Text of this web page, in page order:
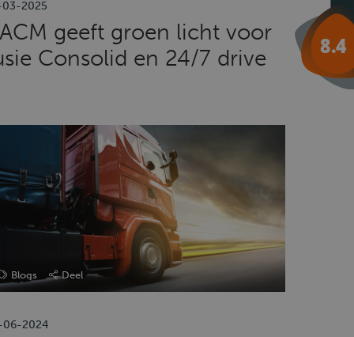
03-2025
ACM geeft groen licht voor
Consolid en 24/7 drive
Blogs Deel
06-2024